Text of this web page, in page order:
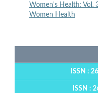
Women's Health: Vol.
Women Health
ISSN :
ISSN :